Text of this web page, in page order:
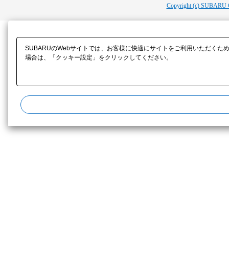
Copyright (c) SUBARU
SUBARUのWebサイトでは、お客様に快適にサイトをご利用いただく
場合は、「クッキー設定」をクリックしてください。​